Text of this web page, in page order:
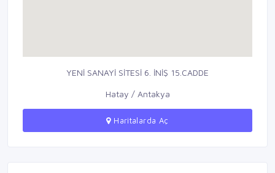
YENİ SANAYİ SİTESİ 6. İNİŞ 15.CADDE
Hatay / Antakya
Haritalarda Aç